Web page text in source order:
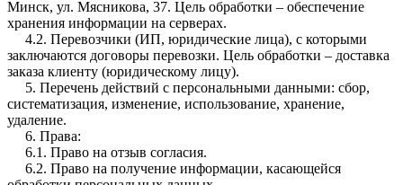
Минск, ул. Мясникова, 37. Цель обработки – обеспечение
хранения информации на серверах.
4.2. Перевозчики (ИП, юридические лица), с которыми
заключаются договоры перевозки. Цель обработки – доставка
заказа клиенту (юридическому лицу).
5. Перечень действий с персональными данными: сбор,
систематизация, изменение, использование, хранение,
удаление.
6. Права:
6.1. Право на отзыв согласия.
6.2. Право на получение информации, касающейся